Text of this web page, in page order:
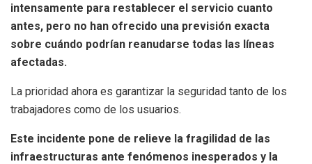
intensamente para restablecer el servicio cuanto
antes, pero no han ofrecido una previsión exacta
sobre cuándo podrían reanudarse todas las líneas
afectadas.
La prioridad ahora es garantizar la seguridad tanto de los
trabajadores como de los usuarios.
Este incidente pone de relieve la fragilidad de las
infraestructuras ante fenómenos inesperados y la